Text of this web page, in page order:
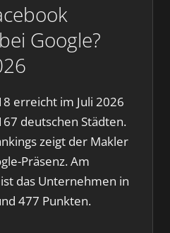
Google?
erreicht im Juli 2026
deutschen Städten.
zeigt der Makler
Präsenz. Am
das Unternehmen in
477 Punkten.